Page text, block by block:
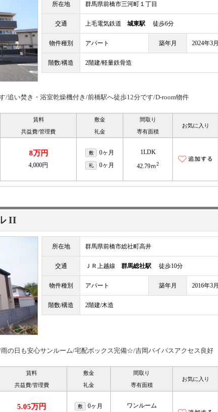
所在地 群馬県前橋市三河町１丁目
交通 上毛電気鉄道 城東駅 徒歩6分
物件種別 アパート 築年月 2024年3月
階数/構造 2階建/軽量鉄骨造
/追い焚き・浴室乾燥機付き/前橋駅へ徒歩12分です/D-room物件
賃料
共益費/管理費
敷金
礼金
間取り
専有面積
お気に入り
8万円
4,000円
敷 0ヶ月
礼 0ヶ月
1LDK
42.79ｍ2
II
所在地 群馬県前橋市総社町高井
交通 ＪＲ上越線 群馬総社駅 徒歩10分
物件種別 アパート 築年月 2016年3月
階数/構造 2階建/木造
の日も安心サンルーム/宅配ボックス完備☆/吉岡バイパスアクセス良好
賃料
共益費/管理費
敷金
礼金
間取り
専有面積
お気に入り
5.05万円 敷 0ヶ月
ワンルーム